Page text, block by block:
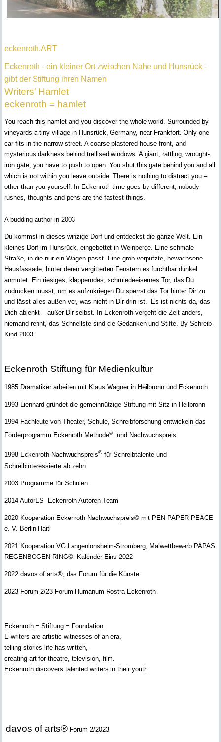
eckenroth.ART
Eckenroth - ein kleiner Ort zwischen Nahe und Hunsrück -
gibt der Stiftung ihren Namen
Writers' Hamlet
eckenroth = hamlet
You reach this hamlet and you discover the whole world. Surrounded by
vineyards a tiny village in Hunsrück, Germany, near Frankfort. Only one
car fits in the narrow street. A coarse plastered house front, and
mysterious darkness behind trellised windows. A giant, rattling, wrought-
iron gate, you have to push to open. You shut this gate behind you and all
which is not within you leave outside. There is nothing to distract you –
other than you yourself. In Eckenroth time goes by different, nobody
rushes, thoughts and pens are the fastest things.
A budding author in 2003
Du kommst in dieses winzige Dorf und entdeckst die ganze Welt. Ein
kleines Dorf im Hunsrück, eingebettet in Weinberge. Eine schmale
Straße, in die nur ein Wagen passt. Eine grob verputzte, bewachsene
Hausfassade, hinter deren vergitterten Fenstern es furchtbar dunkel
anmutet. Ein riesiges, klapperndes, schmiedeeisernes Tor, das Du
zudrücken musst, um es aufzukriegen.Du sperrst das Tor hinter Dir zu
und lässt alles außen vor, was nicht in Dir drin ist. Es ist nichts da, das
Dich ablenkt – außer Dir selbst. In Eckenroth vergeht die Zeit anders,
niemand rennt, das Schnellste sind die Gedanken und Stifte. By Schreib-
Kind 2003
Eckenroth Stiftung für Medienkultur
1985 Dramatiker arbeiten mit Klaus Wagner in Heilbronn und Eckenroth
1993 Lienhard gründet die gemeinnützige Stiftung mit Sitz in Heilbronn
1994 Fachleute von Theater, Schule, Schreibforschung entwickeln das
Förderprogramm Eckenroth Methode© und Nachwuchspreis
1998 Eckenroth Nachwuchspreis© für Schreibtalente und
Schreibinteressierte ab zehn
2003 Programme für Schulen
2014 AutorES Eckenroth Autoren Team
2020 Kooperation Eckenroth Nachwuchspreis© mit PEN PAPER PEACE
e. V. Berlin,Haiti
2021 Kooperation VG Langenlonsheim-Stromberg, Malwettbewerb PAPAS
REGENBOGEN RING©, Kalender Eins 2022
2022 davos of arts®, das Forum für die Künste
2023 Forum 2/23 Forum Humanum Rostra Eckenroth
Eckenroth = Stiftung = Foundation
E-writers are artistic witnesses of an era,
telling stories life has written,
creating art for theatre, television, film.
Eckenroth discovers talented writers in their youth
davos of arts® Forum 2/2023